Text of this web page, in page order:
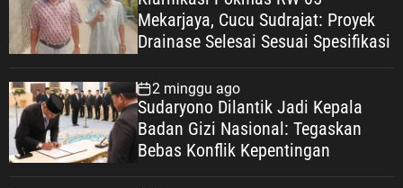
Mekarjaya, Cucu Sudrajat: Proyek
Drainase Selesai Sesuai Spesifikasi
2 minggu ago
Sudaryono Dilantik Jadi Kepala
Badan Gizi Nasional: Tegaskan
Bebas Konflik Kepentingan